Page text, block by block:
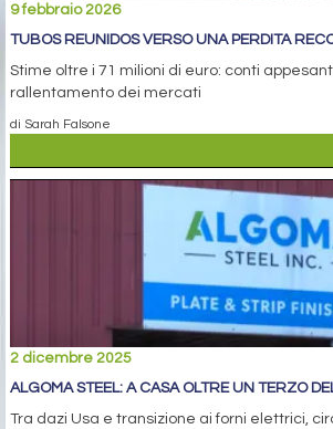
9 febbraio 2026
TUBOS REUNIDOS VERSO UNA PERDITA
Stime oltre i 71 milioni di euro: conti
rallentamento dei mercati
di Sarah Falsone
2 dicembre 2025
ALGOMA STEEL: A CASA OLTRE UN TERZO
Tra dazi Usa e transizione ai forni elettrici,